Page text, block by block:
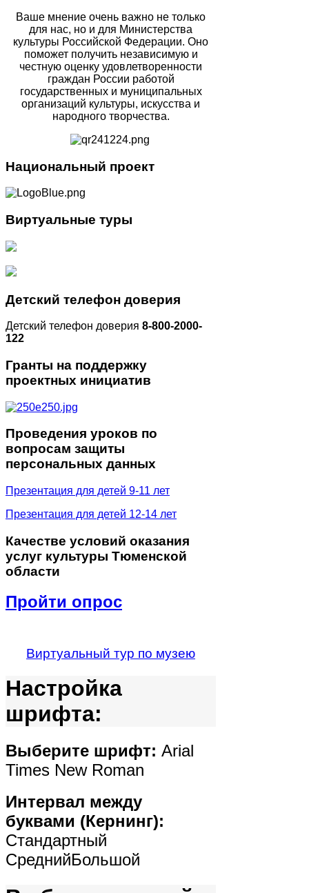
Ваше мнение очень важно не только
для нас, но и для Министерства
культуры Российской Федерации. Оно
поможет получить независимую и
честную оценку удовлетворенности
граждан России работой
государственных и муниципальных
организаций культуры, искусства и
народного творчества.
Национальный проект
Виртуальные туры
Детский телефон доверия
Детский телефон доверия 8-800-2000-
122
Гранты на поддержку
проектных инициатив
Проведения уроков по
вопросам защиты
персональных данных
Презентация для детей 9-11 лет
Презентация для детей 12-14 лет
Качестве условий оказания
услуг культуры Тюменской
области
Пройти опрос
Виртуальный тур по музею
Настройка
шрифта:
Выберите шрифт: Arial
Times New Roman
Интервал между
буквами (Кернинг):
Стандартный
СреднийБольшой